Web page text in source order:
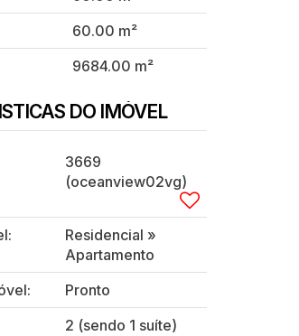
60.00 m²
9684.00 m²
DO IMÓVEL
3669
(oceanview02vg)
Residencial »
Apartamento
Pronto
2 (sendo 1 suíte)